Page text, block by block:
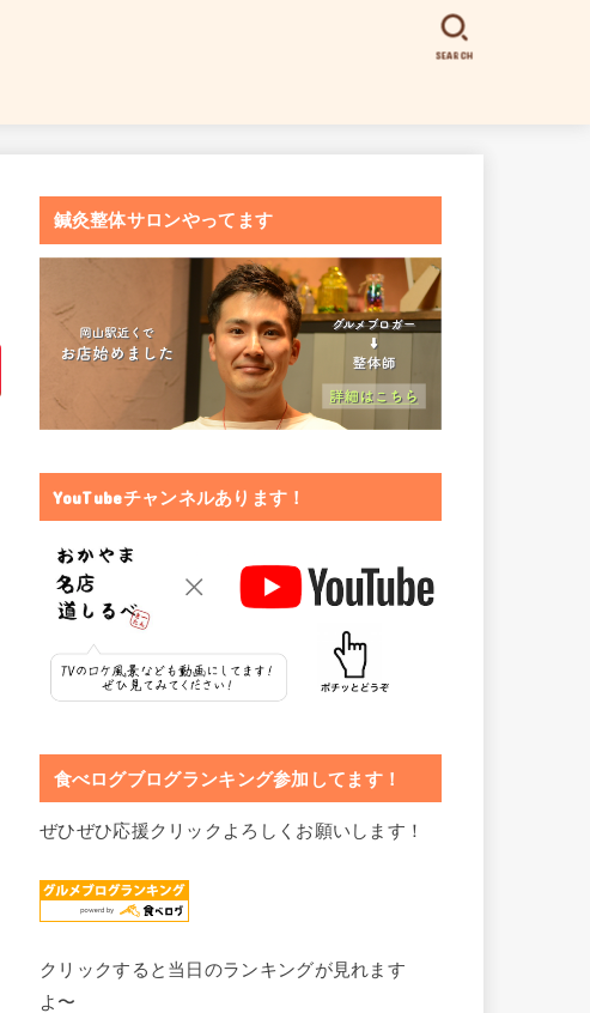
SEARCH
鍼灸整体サロンやってます
YouTubeチャンネルあります！
食べログブログランキング参加してます！
ぜひぜひ応援クリックよろしくお願いします！
クリックすると当日のランキングが見れます
よ〜